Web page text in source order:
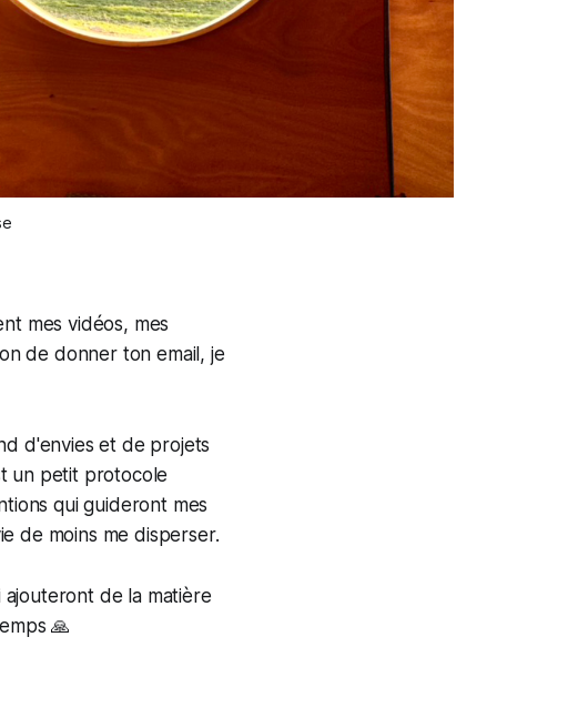
mes vidéos, mes
de donner ton email, je
d'envies et de projets
un petit protocole
qui guideront mes
de moins me disperser.
ajouteront de la matière
🙏